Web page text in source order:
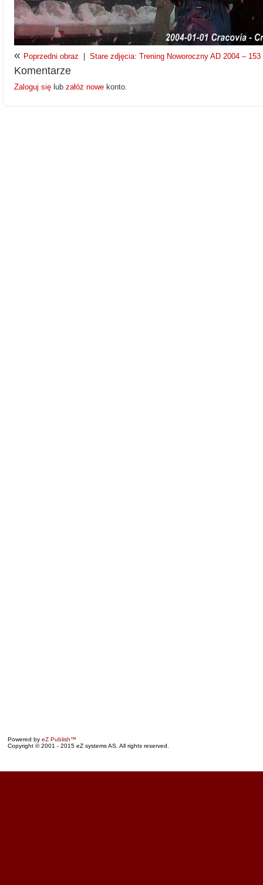
« Poprzedni obraz Stare zdjęcia: Trening Noworoczny AD 2004 –
Komentarze
Zaloguj się lub załóż nowe konto.
Powered by eZ Publish™
Copyright © 2001 - 2015 eZ systems AS. All rights reserved.